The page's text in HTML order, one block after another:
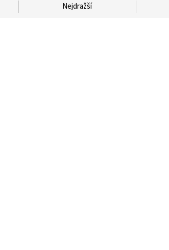
Nejdražší